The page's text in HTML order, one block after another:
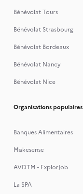
Bénévolat Tours
Bénévolat Strasbourg
Bénévolat Bordeaux
Bénévolat Nancy
Bénévolat Nice
Organisations populaires
Banques Alimentaires
Makesense
AVDTM - ExplorJob
La SPA